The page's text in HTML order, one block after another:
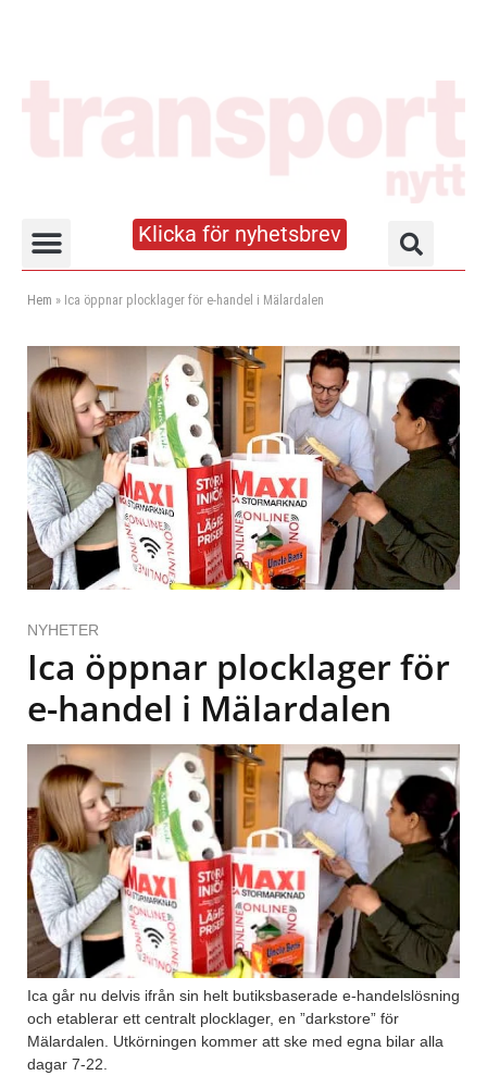
Klicka för nyhetsbrev
Hem » Ica öppnar plocklager för e-handel i Mälardalen
NYHETER
Ica öppnar plocklager för
e-handel i Mälardalen
Ica går nu delvis ifrån sin helt butiksbaserade e-handelslösning
och etablerar ett centralt plocklager, en ”darkstore” för
Mälardalen. Utkörningen kommer att ske med egna bilar alla
dagar 7-22.